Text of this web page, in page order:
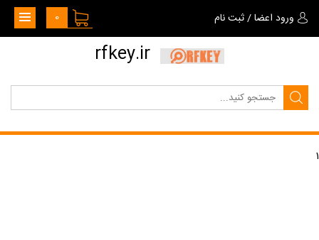
ورود اعضا/ثبت نام 0
rfkey.ir
1